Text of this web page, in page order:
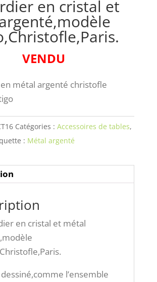
en cristal et
VENDU
métal argenté christofle
Catégories : Accessoires de tables,
: Métal argenté
en cristal et métal
l’ensemble